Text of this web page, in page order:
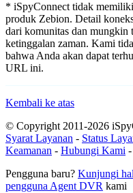
* iSpyConnect tidak
produk Zebion. Detail
dari komunitas dan mungkin
ketinggalan zaman. Kami
bahwa Anda akan dapat
URL ini.
Kembali ke atas
© Copyright 2011-2026
Syarat Layanan - Status
Keamanan - Hubungi Kami -
Pengguna baru? Kunjungi
pengguna Agent DVR kami